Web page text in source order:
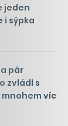
jeden
i sýpka
pár
zvládl s
mnohem víc